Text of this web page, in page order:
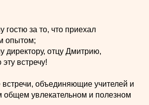
гостю за то, что приехал
опытом;
директору, отцу Дмитрию,
встречу!
встречи, объединяющие учителей и
общем увлекательном и полезном